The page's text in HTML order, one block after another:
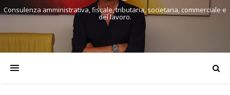
Consulenza amministrativa, fiscale, tributaria, societaria, commerciale e
del lavoro.